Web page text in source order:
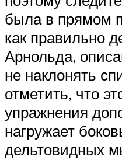
была в прямом
как правильно
Арнольда,
не наклонять
отметить, что
упражнения
нагружает
дельтовидных